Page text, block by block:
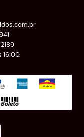
16:00.